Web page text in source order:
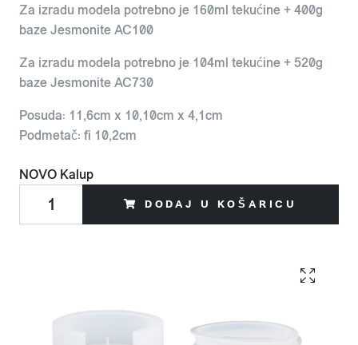
Za izradu modela potrebno je 160ml tekućine + 400g
baze Jesmonite AC100
Za izradu modela potrebno je 104ml tekućine + 520g
baze Jesmonite AC730
Posuda: 11,6cm x 10,10cm x 4,1cm
Podmetač: fi 10,2cm
NOVO Kalup
DODAJ U KOŠARICU